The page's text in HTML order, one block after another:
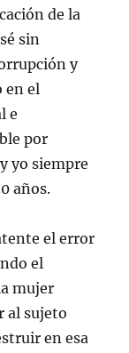
de la
sin
y
en el
e
por
yo siempre
años.
el error
el
mujer
al sujeto
en esa